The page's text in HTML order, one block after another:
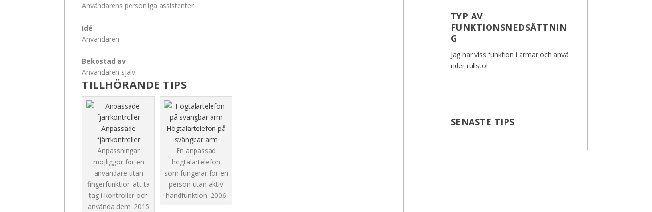
Användarens personliga assistenter
Idé
Användaren
Bekostad av
Användaren själv
TILLHÖRANDE TIPS
Anpassade
fjärrkontroller
Anpassningar
möjliggör för en
användare utan
fingerfunktion att ta
tag i kontroller och
använda dem. 2015
Högtalartelefon på
svängbar arm
En anpassad
högtalartelefon
som fungerar för en
person utan aktiv
handfunktion. 2006
TYP AV
FUNKTIONSNEDSÄTTNIN
G
Jag har viss funktion i armar och anvä
nder rullstol
SENASTE TIPS